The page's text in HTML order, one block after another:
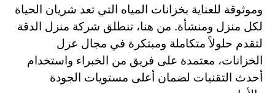
وموثوقة للعناية بخزانات المياه التي تعد شريان الحياة
لكل منزل ومنشأة. من هنا، تنطلق شركة منزل الدقة
لتقدم حلولاً متكاملة ومبتكرة في مجال عزل
الخزانات، معتمدة على فريق من الخبراء واستخدام
أحدث التقنيات لضمان أعلى مستويات الجودة